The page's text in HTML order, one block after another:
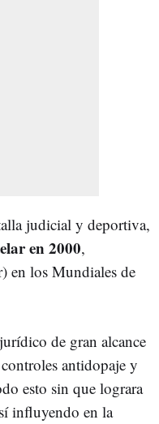
judicial y deportiva,
en 2000,
en los Mundiales de
de gran alcance
antidopaje y
esto sin que lograra
influyendo en la